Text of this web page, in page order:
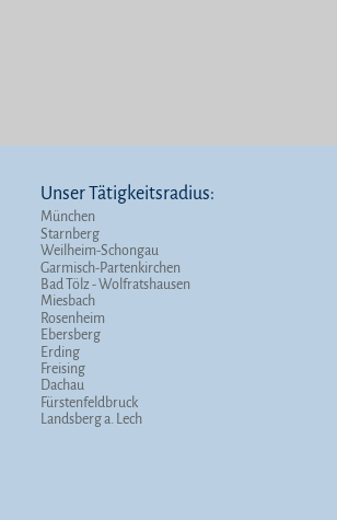
Unser Tätigkeitsradius:
München
Starnberg
Weilheim-Schongau
Garmisch-Partenkirchen
Bad Tölz - Wolfratshausen
Miesbach
Rosenheim
Ebersberg
Erding
Freising
Dachau
Fürstenfeldbruck
Landsberg a. Lech